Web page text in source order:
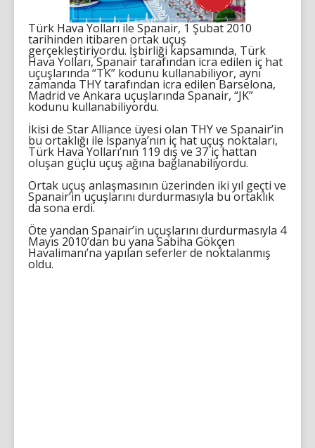
Türk Hava Yolları ile Spanair, 1 Şubat 2010
tarihinden itibaren ortak uçuş
gerçekleştiriyordu. İşbirliği kapsamında, Türk
Hava Yolları, Spanair tarafından icra edilen iç hat
uçuşlarında “TK” kodunu kullanabiliyor, aynı
zamanda THY tarafından icra edilen Barselona,
Madrid ve Ankara uçuşlarında Spanair, “JK”
kodunu kullanabiliyordu.
İkisi de Star Alliance üyesi olan THY ve Spanair’in
bu ortaklığı ile İspanya’nın iç hat uçuş noktaları,
Türk Hava Yolları’nın 119 dış ve 37 iç hattan
oluşan güçlü uçuş ağına bağlanabiliyordu.
Ortak uçuş anlaşmasının üzerinden iki yıl geçti ve
Spanair’in uçuşlarını durdurmasıyla bu ortaklık
da sona erdi.
Öte yandan Spanair’in uçuşlarını durdurmasıyla 4
Mayıs 2010’dan bu yana Sabiha Gökçen
Havalimanı’na yapılan seferler de noktalanmış
oldu.